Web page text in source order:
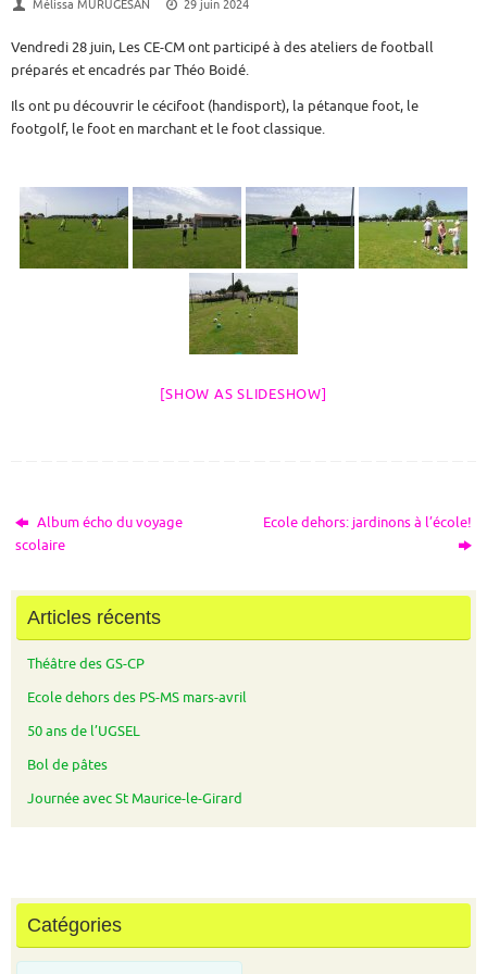
Mélissa MURUGESAN 29 juin 2024
Vendredi 28 juin, Les CE-CM ont participé à des ateliers de football
préparés et encadrés par Théo Boidé.
Ils ont pu découvrir le cécifoot (handisport), la pétanque foot, le
footgolf, le foot en marchant et le foot classique.
[SHOW AS SLIDESHOW]
Album écho du voyage
scolaire
Ecole dehors: jardinons à l’école!
Articles récents
Théâtre des GS-CP
Ecole dehors des PS-MS mars-avril
50 ans de l’UGSEL
Bol de pâtes
Journée avec St Maurice-le-Girard
Catégories